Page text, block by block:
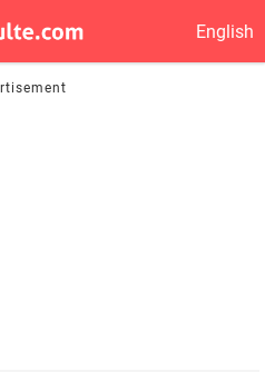
English